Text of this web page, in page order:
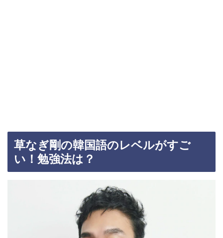
草なぎ剛の韓国語のレベルがすご
い！勉強法は？